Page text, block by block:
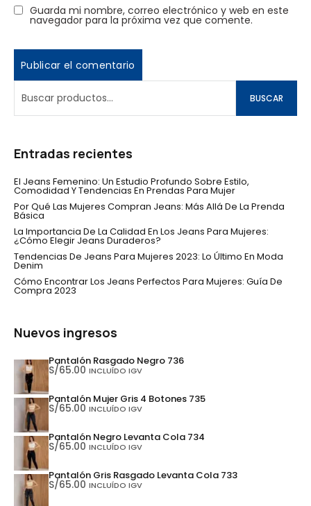
Guarda mi nombre, correo electrónico y web en este
navegador para la próxima vez que comente.
BUSCAR
Entradas recientes
El Jeans Femenino: Un Estudio Profundo Sobre Estilo,
Comodidad Y Tendencias En Prendas Para Mujer
Por Qué Las Mujeres Compran Jeans: Más Allá De La Prenda
Básica
La Importancia De La Calidad En Los Jeans Para Mujeres:
¿Cómo Elegir Jeans Duraderos?
Tendencias De Jeans Para Mujeres 2023: Lo Último En Moda
Denim
Cómo Encontrar Los Jeans Perfectos Para Mujeres: Guía De
Compra 2023
Nuevos ingresos
Pantalón Rasgado Negro 736
S/65.00 INCLUÍDO IGV
Pantalón Mujer Gris 4 Botones 735
S/65.00 INCLUÍDO IGV
Pantalón Negro Levanta Cola 734
S/65.00 INCLUÍDO IGV
Pantalón Gris Rasgado Levanta Cola 733
S/65.00 INCLUÍDO IGV